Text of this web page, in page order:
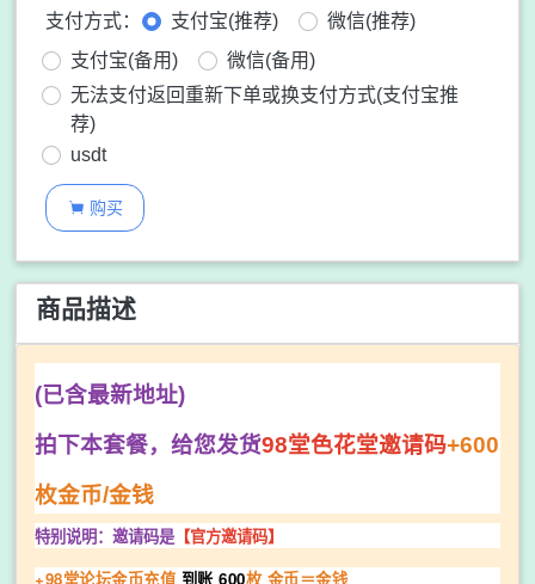
支付方式： 支付宝(推荐)
微信(推荐)
支付宝(备用)
微信(备用)
无法支付返回重新下单或换支付方式(支付宝推
荐)
usdt
 购买
商品描述
(已含最新地址)
拍下本套餐，给您发货98堂色花堂邀请码+600
枚金币/金钱
特别说明：邀请码是【官方邀请码】
+98堂论坛金币充值 到账 600枚 金币＝金钱